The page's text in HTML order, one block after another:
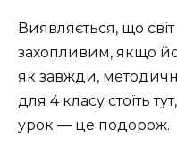
Виявляється, що
захопливим, якщо
як завжди,
для 4 класу стоїть
урок — це подорож.